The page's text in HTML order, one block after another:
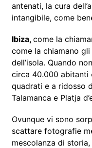
antenati, la cura
intangibile, come
Ibiza, come la
come la chiamano
dell’isola. Quando
circa 40.000 abitanti
quadrati e a ridosso
Talamanca e Platja
Ovunque vi sono
scattare fotografie
mescolanza di